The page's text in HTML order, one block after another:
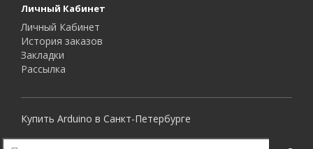
Личный Кабинет
Личный Кабинет
История заказов
Закладки
Рассылка
Купить Arduino в Санкт-Петербурге
Все права защищены.